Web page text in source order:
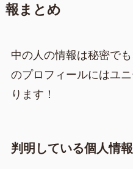
報まとめ
中の人の情報は秘密で
のプロフィールにはユ
ります！
判明している個人情報